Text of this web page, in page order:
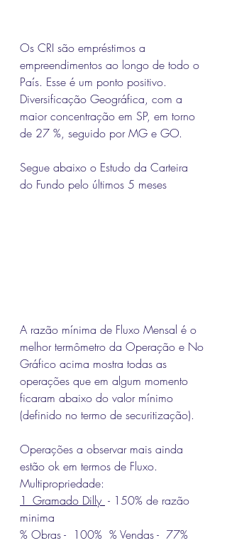
Os CRI são empréstimos a
empreendimentos ao longo de todo o
País. Esse é um ponto positivo.
Diversificação Geográfica, com a
maior concentração em SP, em torno
de 27 %, seguido por MG e GO.
Segue abaixo o Estudo da Carteira
do Fundo pelo últimos 5 meses
A razão mínima de Fluxo Mensal é o
melhor termômetro da Operação e No
Gráfico acima mostra todas as
operações que em algum momento
ficaram abaixo do valor mínimo
(definido no termo de securitização).
Operações a observar mais ainda
estão ok em termos de Fluxo.
Multipropriedade:
1_Gramado Dilly - 150% de razão
minima
% Obras -  100% % Vendas - 77%